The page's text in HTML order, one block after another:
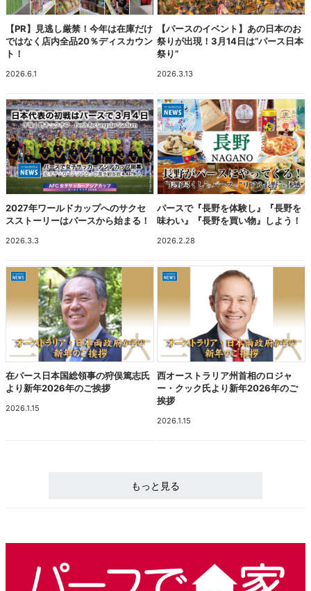
【PR】見逃し厳禁！今年は在庫だけ
ではなく店内全品20％ディスカウン
ト！
2026.6.1
【パースのイベント】あの日本のお
祭りが出現！3月14日は“パース日本
祭り”
2026.3.13
2027年ワールドカップへのサクセ
スストーリーはパースから始まる！
2026.3.3
パースで『長野を体験し』『長野を
味わい』『長野を買い物』しよう！
2026.2.28
在パース日本国総領事の狩俣篤志氏
より新年2026年のご挨拶
2026.1.15
西オーストラリア州首相のロジャ
ー・クック氏より新年2026年のご
挨拶
2026.1.15
もっと見る